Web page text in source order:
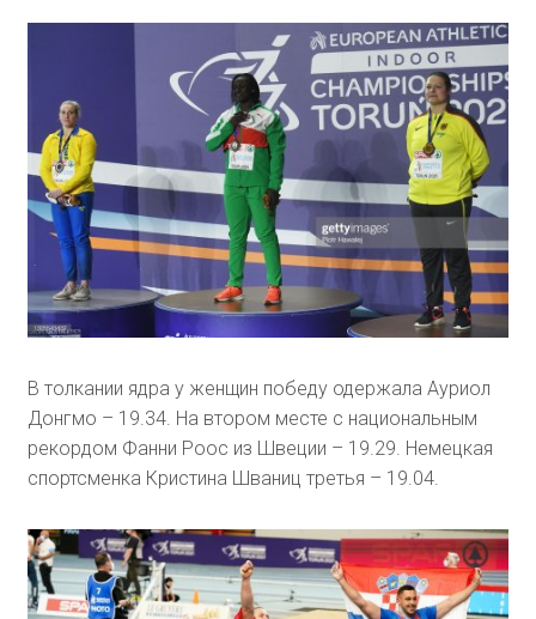
В толкании ядра у женщин победу одержала Ауриол
Донгмо – 19.34. На втором месте с национальным
рекордом Фанни Роос из Швеции – 19.29. Немецкая
спортсменка Кристина Шваниц третья – 19.04.